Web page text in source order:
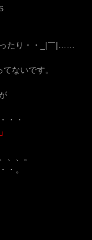
たり・・_|￣|……
ないです。
・・
、、。
・。